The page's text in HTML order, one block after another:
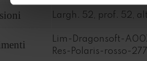
Largh. 52, prof. 52,
Lim-Dragonsoft-
Res-Polaris-rosso-